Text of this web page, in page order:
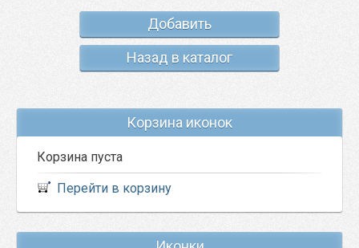
Добавить
Назад в каталог
Корзина иконок
Корзина пуста
Перейти в корзину